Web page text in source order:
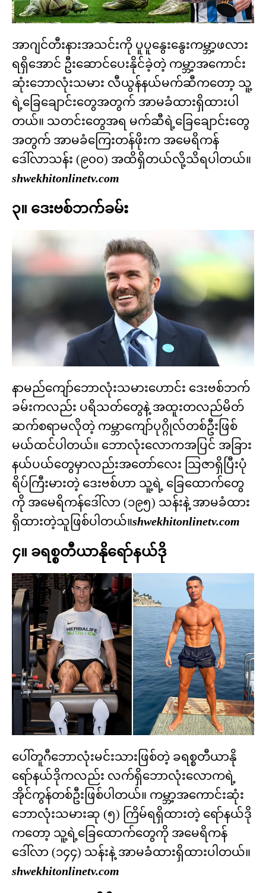
အာဂျင်တီးနားအသင်းကို ပူပူနွေးနွေးကမ္ဘာ့ဖလား
ရရှိအောင် ဦးဆောင်ပေးနိုင်ခဲ့တဲ့ ကမ္ဘာ့အကောင်း
ဆုံးဘောလုံးသမား လီယွန်နယ်မက်ဆီကတော့ သူ့
ရဲ့ခြေချောင်းတွေအတွက် အာမခံထားရှိထားပါ
တယ်။ သတင်းတွေအရ မက်ဆီရဲ့ခြေချောင်းတွေ
အတွက် အာမခံကြေးတန်ဖိုးက အမေရိကန်
ဒေါ်လာသန်း (၉၀၀) အထိရှိတယ်လို့သိရပါတယ်။
shwekhitonlinetv.com
၃။ ဒေးဗစ်ဘက်ခမ်း
နာမည်ကျော်ဘောလုံးသမားဟောင်း ဒေးဗစ်ဘက်
ခမ်းကလည်း ပရိသတ်တွေနဲ့ အထူးတလည်မိတ်
ဆက်စရာမလိုတဲ့ ကမ္ဘာကျော်ပုဂ္ဂိုလ်တစ်ဦးဖြစ်
မယ်ထင်ပါတယ်။ ဘောလုံးလောကအပြင် အခြား
နယ်ပယ်တွေမှာလည်းအတော်လေး သြဇာရှိပြီးပုံ
ရိပ်ကြီးမားတဲ့ ဒေးဗစ်ဟာ သူ့ရဲ့ ခြေထောက်တွေ
ကို အမေရိကန်ဒေါ်လာ (၁၉၅) သန်းနဲ့ အာမခံထား
ရှိထားတဲ့သူဖြစ်ပါတယ်။shwekhitonlinetv.com
၄။ ခရစ္စတီယာနိုရော်နယ်ဒို
ပေါ်တူဂီဘောလုံးမင်းသားဖြစ်တဲ့ ခရစ္စတီယာနို
ရော်နယ်ဒိုကလည်း လက်ရှိဘောလုံးလောကရဲ့
အိုင်ကွန်တစ်ဦးဖြစ်ပါတယ်။ ကမ္ဘာ့အကောင်းဆုံး
ဘောလုံးသမားဆု (၅) ကြိမ်ရရှိထားတဲ့ ရော်နယ်ဒို
ကတော့ သူ့ရဲ့ခြေထောက်တွေကို အမေရိကန်
ဒေါ်လာ (၁၄၄) သန်းနဲ့ အာမခံထားရှိထားပါတယ်။
shwekhitonlinetv.com